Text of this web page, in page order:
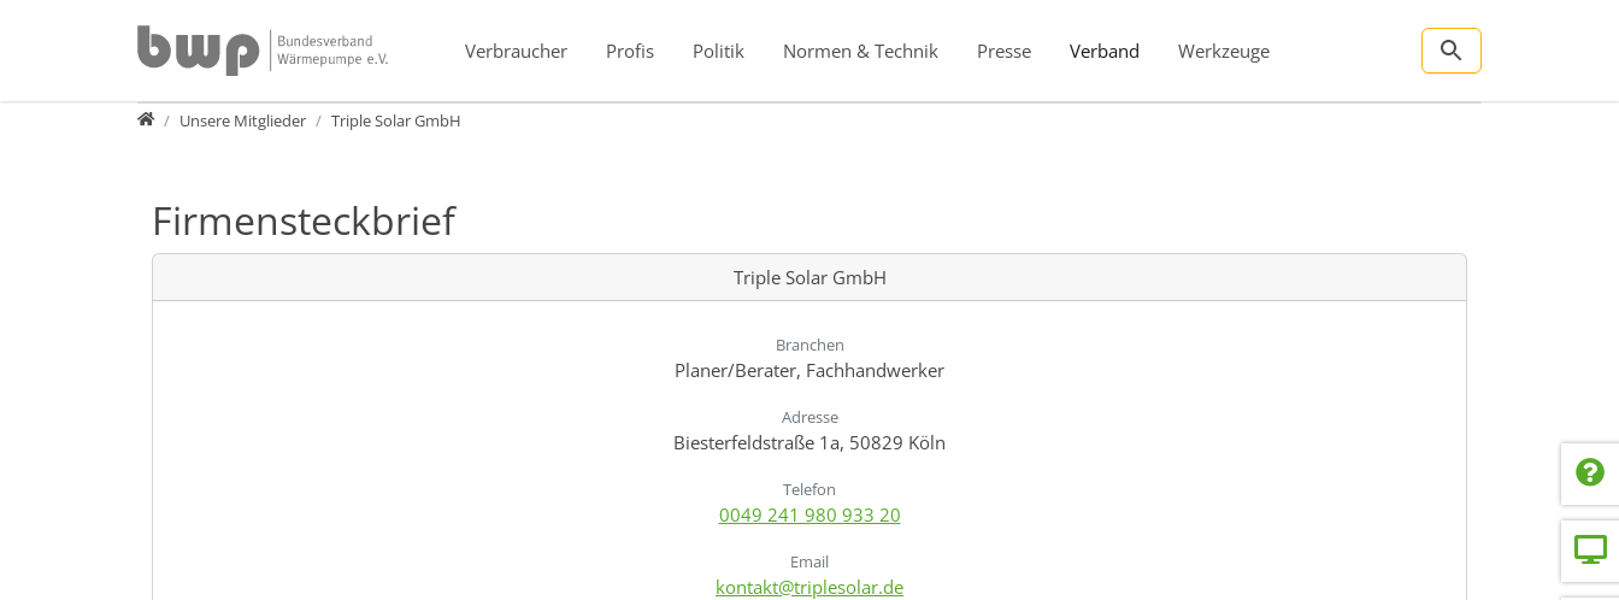
Verbraucher
Profis Politik Normen & Technik Presse Verband Werkzeuge
Verband
Unsere Mitglieder Triple Solar GmbH
Firmensteckbrief
Triple Solar GmbH
Branchen
Planer/Berater, Fachhandwerker
Adresse
Biesterfeldstraße 1a, 50829 Köln
Telefon
0049 241 980 933 20
Email
kontakt@triplesolar.de